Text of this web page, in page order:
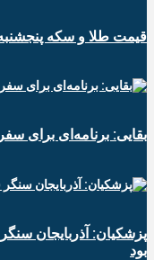
قیمت طلا و سکه پنجشنبه 15
بقایی: برنامه‌ای برای
پزشکیان: آذربایجان
بود